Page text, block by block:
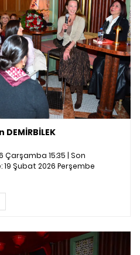
DEMİRBİLEK
Çarşamba 15:35 | Son
19 Şubat 2026 Perşembe